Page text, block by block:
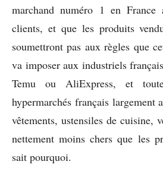
marchand numéro 1 en
clients, et que les produits
soumettront pas aux règles que
va imposer aux industriels
Temu ou AliExpress, et
hypermarchés français largement
vêtements, ustensiles de cuisine,
nettement moins chers que les
sait pourquoi.